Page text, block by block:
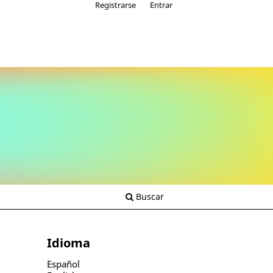
Buscar
Registrarse Entrar
Idioma
Español